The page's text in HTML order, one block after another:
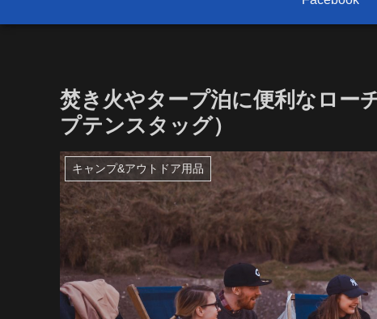
焚き火やタープ泊に便利なロー
プテンスタッグ）
キャンプ&アウトドア用品